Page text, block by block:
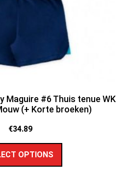
Maguire #6 Thuis tenue WK
(+ Korte broeken)
€34.89
OPTIONS